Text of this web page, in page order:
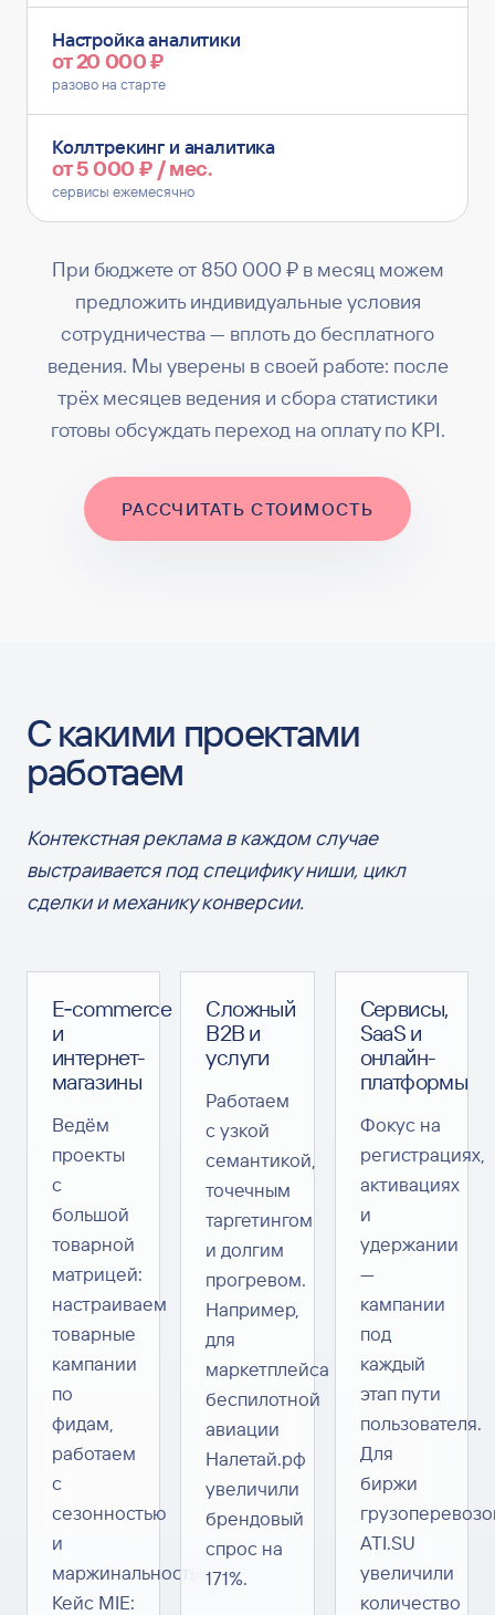
Настройка аналитики
от 20 000 ₽
разово на старте
Коллтрекинг и аналитика
от 5 000 ₽ / мес.
сервисы ежемесячно
При бюджете от 850 000 ₽ в месяц можем
предложить индивидуальные условия
сотрудничества — вплоть до бесплатного
ведения. Мы уверены в своей работе: после
трёх месяцев ведения и сбора статистики
готовы обсуждать переход на оплату по KPI.
РАССЧИТАТЬ СТОИМОСТЬ
С какими проектами
работаем
Контекстная реклама в каждом случае
выстраивается под специфику ниши, цикл
сделки и механику конверсии.
E‑commerce
и
интернет-
магазины
Ведём
проекты
с
большой
товарной
матрицей:
настраиваем
товарные
кампании
по
фидам,
работаем
с
сезонностью
и
маржинальностью.
Кейс MIE:
Сложный
B2B и
услуги
Работаем
с узкой
семантикой,
точечным
таргетингом
и долгим
прогревом.
Например,
для
маркетплейса
беспилотной
авиации
Налетай.рф
увеличили
брендовый
спрос на
171%.
Сервисы,
SaaS и
онлайн-
платформы
Фокус на
регистрациях,
активациях
и
удержании
—
кампании
под
каждый
этап пути
пользователя.
Для
биржи
ATI.SU
увеличили
количество